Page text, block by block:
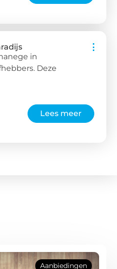
in
Deze
Lees meer
Aanbiedingen